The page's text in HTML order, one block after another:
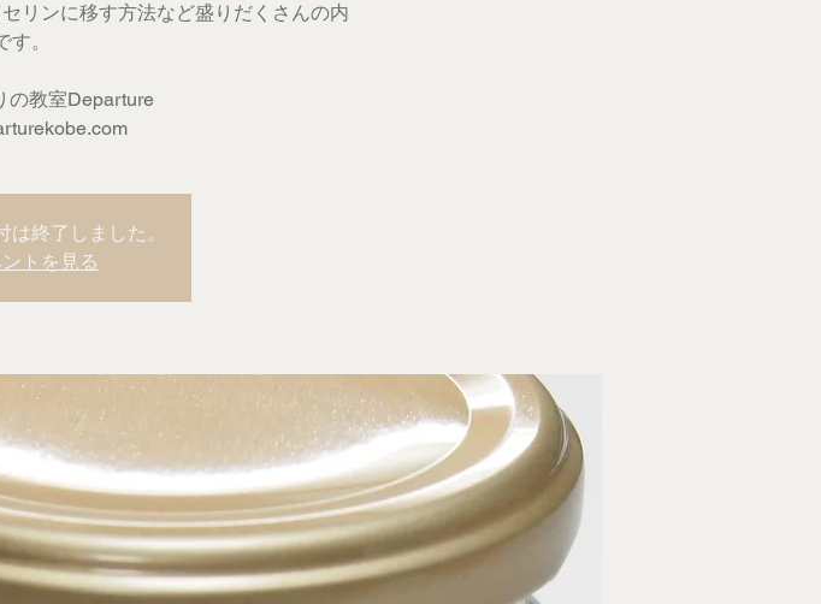
リンに移す方法など盛りだくさんの内
す。
の教室Departure
終了しました。
トを見る